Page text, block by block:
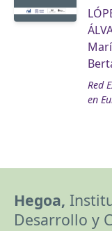
Red
en
Hegoa,
Desarrollo y